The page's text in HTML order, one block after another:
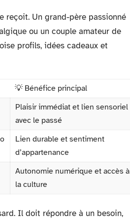
reçoit. Un grand-père passionné
ou un couple amateur de
profils, idées cadeaux et
💡 Bénéfice principal
Plaisir immédiat et lien sensoriel
avec le passé
Lien durable et sentiment
d’appartenance
Autonomie numérique et accès à
la culture
Il doit répondre à un besoin,